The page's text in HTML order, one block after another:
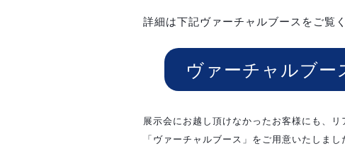
詳細は下記ヴァーチャルブースをご覧く
ヴァーチャルブー
展示会にお越し頂けなかったお客様にも、
「ヴァーチャルブース」をご用意いたしまし